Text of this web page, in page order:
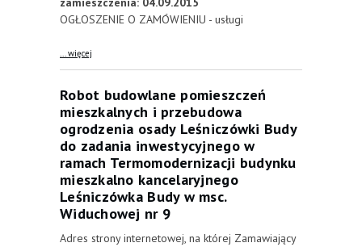
OGŁOSZENIE O ZAMÓWIENIU - usługi
... więcej
Robot budowlane pomieszczeń
mieszkalnych i przebudowa
ogrodzenia osady Leśniczówki Budy
do zadania inwestycyjnego w
ramach Termomodernizacji budynku
mieszkalno kancelaryjnego
Leśniczówka Budy w msc.
Widuchowej nr 9
Adres strony internetowej, na której Zamawiający